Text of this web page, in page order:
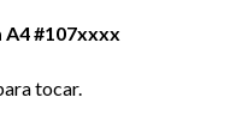
A4 #107xxxx
tocar.